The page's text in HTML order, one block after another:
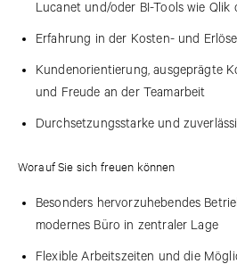
Lucanet und/oder BI-Tools wie Qlik
Erfahrung in der Kosten- und
Kundenorientierung, ausgeprägte
und Freude an der Teamarbeit
Durchsetzungsstarke und
Worauf Sie sich freuen können
Besonders hervorzuhebendes
modernes Büro in zentraler Lage
Flexible Arbeitszeiten und die